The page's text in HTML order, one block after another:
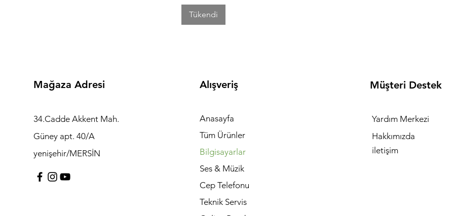
Tükendi
Mağaza Adresi
34.Cadde Akkent Mah.
Güney apt. 40/A
yenişehir/MERSİN
Alışveriş
Anasayfa
Tüm Ürünler
Bilgisayarlar
Ses & Müzik
Cep Telefonu
Teknik Servis
Müşteri Destek
Yardım Merkezi
Hakkımızda
iletişim